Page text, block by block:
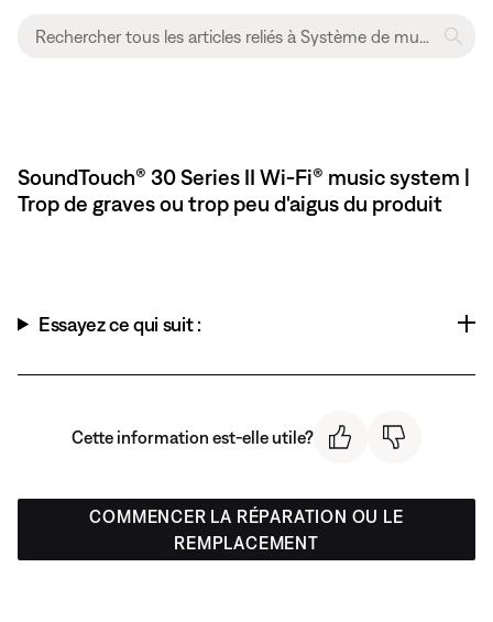
SoundTouch® 30 Series II Wi-Fi® music system |
Trop de graves ou trop peu d'aigus du produit
Essayez ce qui suit :
Cette information est-elle utile?
COMMENCER LA RÉPARATION OU LE
REMPLACEMENT